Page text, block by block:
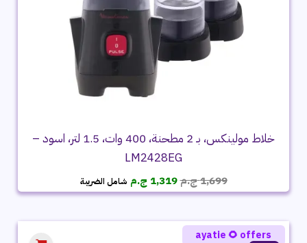
خلاط مولينكس، بـ 2 مطحنة، 400 وات، 1.5 لتر، اسود –
LM2428EG
1,699ج.مالسعر
الأصلي
1,699 ج.م.
1,319 ج.م السعر
الحالي
1,319 ج.م.
شامل الضريبة
ayatie 🌻 offers